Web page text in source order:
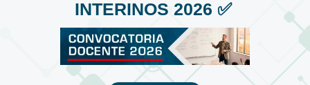
INTERINOS 2026 ✅